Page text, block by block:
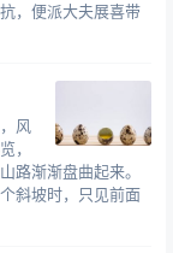
，便派大夫展喜带
风
，
路渐渐盘曲起来。
斜坡时，只见前面